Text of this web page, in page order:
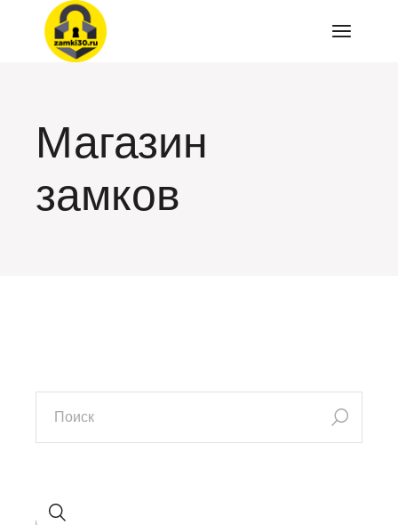
Перейти
содержимому
Магазин
замков
искать: